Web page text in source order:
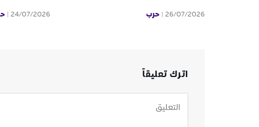
26/07/2026 حرب 24/07/2026
اترك تعليقاً